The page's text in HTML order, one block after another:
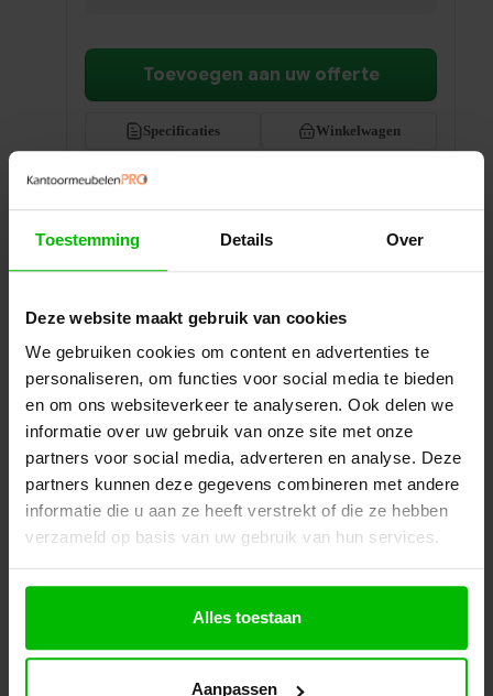
Toestemming Details Over
Deze website maakt gebruik van cookies
We gebruiken cookies om content en advertenties te
personaliseren, om functies voor social media te bieden
en om ons websiteverkeer te analyseren. Ook delen we
informatie over uw gebruik van onze site met onze
partners voor social media, adverteren en analyse. Deze
partners kunnen deze gegevens combineren met andere
informatie die u aan ze heeft verstrekt of die ze hebben
verzameld op basis van uw gebruik van hun services.
Alles toestaan
Aanpassen
Specificaties Winkelwagen
Toevoegen aan uw offerte
Doorkoppelsnoer 7 meter
voor het veilig en flexibel koppelen van stroom